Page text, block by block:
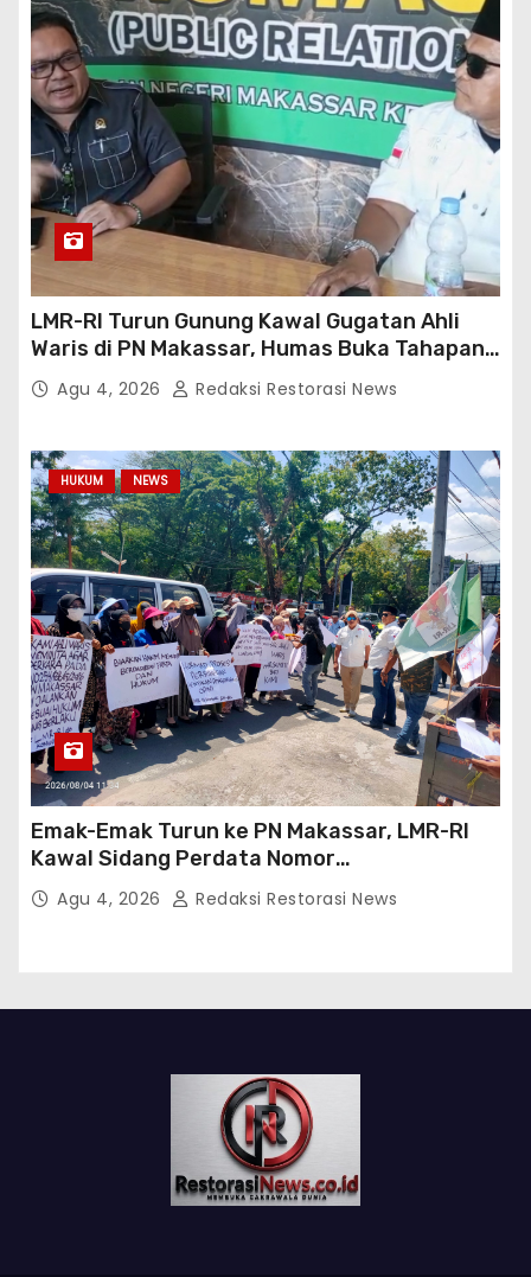
LMR-RI Turun Gunung Kawal Gugatan Ahli
Waris di PN Makassar, Humas Buka Tahapan
Persidangan
Agu 4, 2026 Redaksi Restorasi News
HUKUM NEWS
Emak-Emak Turun ke PN Makassar, LMR-RI
Kawal Sidang Perdata Nomor
254/Pdt.G/2026/PN Mks
Agu 4, 2026 Redaksi Restorasi News